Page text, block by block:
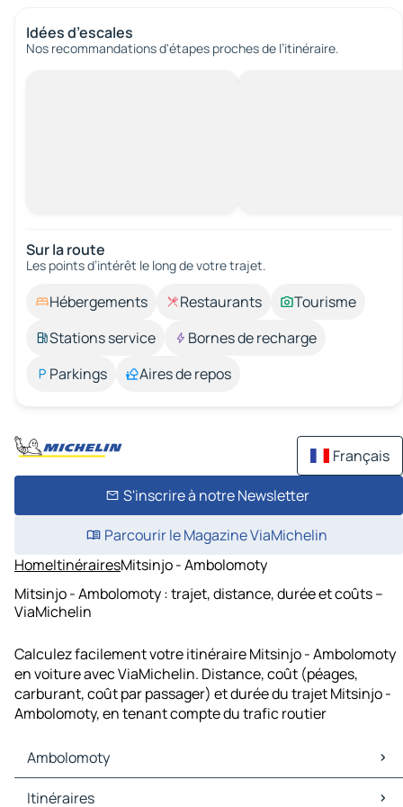
Idées d’escales
Nos recommandations d'étapes proches de l’itinéraire.
Sur la route
Les points d’intérêt le long de votre trajet.
Hébergements Restaurants
Tourisme
Stations service
Bornes de recharge
Parkings
Aires de repos
Français
S'inscrire à notre Newsletter
Parcourir le Magazine ViaMichelin
HomeItinérairesMitsinjo - Ambolomoty
Mitsinjo - Ambolomoty : trajet, distance, durée et coûts –
ViaMichelin
Calculez facilement votre itinéraire Mitsinjo - Ambolomoty
en voiture avec ViaMichelin. Distance, coût (péages,
carburant, coût par passager) et durée du trajet Mitsinjo -
Ambolomoty, en tenant compte du trafic routier
Ambolomoty
Ambolomoty Cartes et plans
Itinéraires